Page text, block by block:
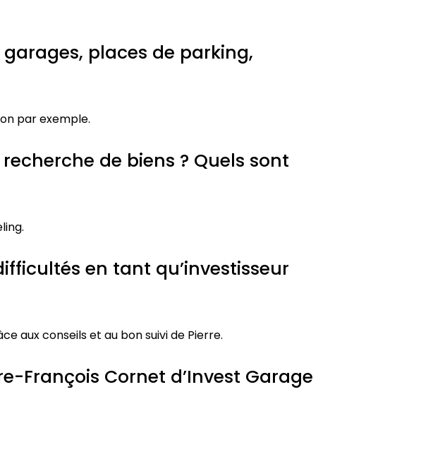
places de parking,
par exemple.
de biens ? Quels sont
en tant qu’investisseur
aux conseils et au bon suivi de Pierre.
François Cornet d’Invest Garage